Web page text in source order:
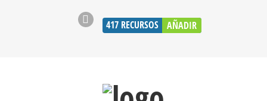
417 RECURSOS AÑADIR